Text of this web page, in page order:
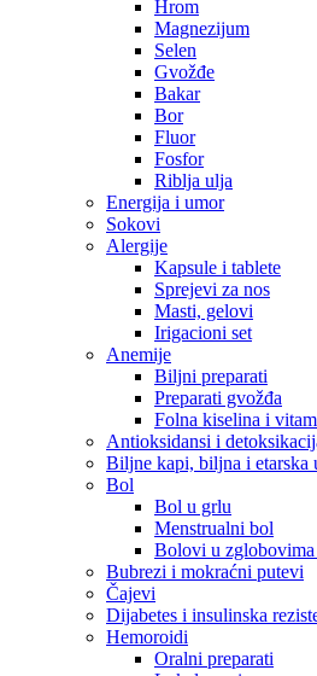
Hrom
Magnezijum
Selen
Gvožđe
Bakar
Bor
Fluor
Fosfor
Riblja ulja
Energija i umor
Sokovi
Alergije
Kapsule i tablete
Sprejevi za nos
Masti, gelovi
Irigacioni set
Anemije
Biljni preparati
Preparati gvožđa
Folna kiselina i
Antioksidansi i
Biljne kapi, biljna i etarska
Bol
Bol u grlu
Menstrualni bol
Bolovi u
Bubrezi i mokraćni putevi
Čajevi
Dijabetes i insulinska
Hemoroidi
Oralni preparati